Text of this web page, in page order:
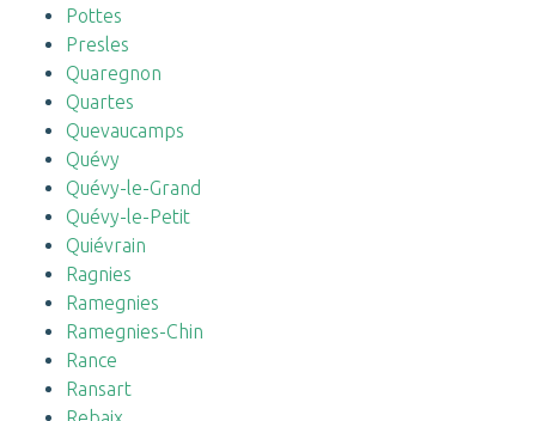
Pottes
Presles
Quaregnon
Quartes
Quevaucamps
Quévy
Quévy-le-Grand
Quévy-le-Petit
Quiévrain
Ragnies
Ramegnies
Ramegnies-Chin
Rance
Ransart